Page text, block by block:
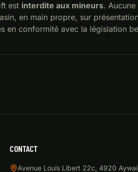
est interdite aux mineurs.
en main propre, sur
en conformité avec la législation
CONTACT
Avenue Louis Libert 22c 4920